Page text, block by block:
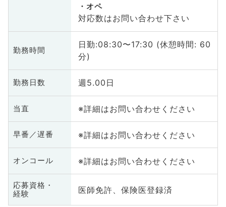
オペ
対応数はお問い合わせ下さい
勤務時間
日勤:08:30〜17:30 (休憩時間: 60
分)
勤務日数 週5.00日
当直 ※詳細はお問い合わせください
早番／遅番 ※詳細はお問い合わせください
オンコール ※詳細はお問い合わせください
応募資格・
経験
医師免許、保険医登録済